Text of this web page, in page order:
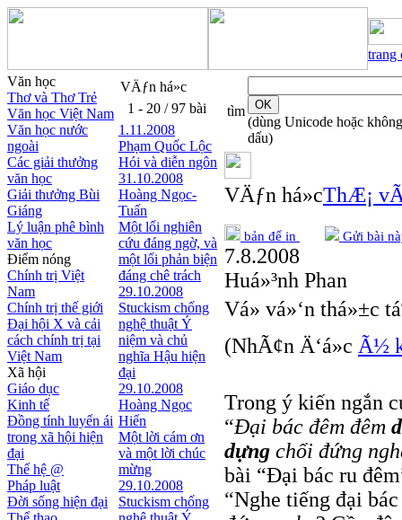
trang
Văn học
Thơ và Thơ Trẻ
Văn học Việt Nam
Văn học nước
ngoài
Các giải thưởng
văn học
Giải thưởng Bùi
Giáng
Lý luận phê bình
văn học
Điểm nóng
Chính trị Việt
Nam
Chính trị thế giới
Đại hội X và cải
cách chính trị tại
Việt Nam
Xã hội
Giáo dục
Kinh tế
Đồng tính luyến ái
trong xã hội hiện
đại
Thế hệ @
Pháp luật
Đời sống hiện đại
VÄƒn há»c
1 - 20 / 97 bài
1.11.2008
Phạm Quốc Lộc
Hói và diễn ngôn
31.10.2008
Hoàng Ngọc-
Tuấn
Một lối nghiên
cứu đáng ngờ, và
một lối phản biện
đáng chê trách
29.10.2008
Stuckism chống
nghệ thuật Ý
niệm và chủ
nghĩa Hậu hiện
đại
29.10.2008
Hoàng Ngọc
Hiến
Một lời cám ơn
và một lời chúc
mừng
29.10.2008
Stuckism chống
tìm
(dùng Unicode hoặc không
dấu)
VÄƒn há»cThÆ¡
bản để in Gửi bài
7.8.2008
Huá»³nh Phan
Vá» vá»‘n thá»±c
(NhÃ¢n Ä‘á»c Ã½
Trong ý kiến ngắn
“Đại bác đêm đêm
dựng chổi đứng
bài “Đại bác ru
“Nghe tiếng đại